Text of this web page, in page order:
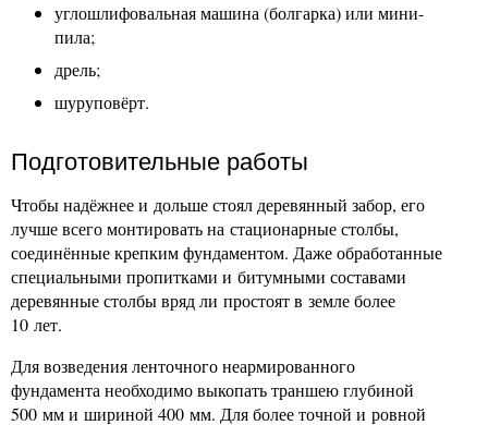
углошлифовальная машина (болгарка) или мини-
пила;
дрель;
шуруповёрт.
Подготовительные работы
Чтобы надёжнее и дольше стоял деревянный забор, его
лучше всего монтировать на стационарные столбы,
соединённые крепким фундаментом. Даже обработанные
специальными пропитками и битумными составами
деревянные столбы вряд ли простоят в земле более
10 лет.
Для возведения ленточного неармированного
фундамента необходимо выкопать траншею глубиной
500 мм и шириной 400 мм. Для более точной и ровной